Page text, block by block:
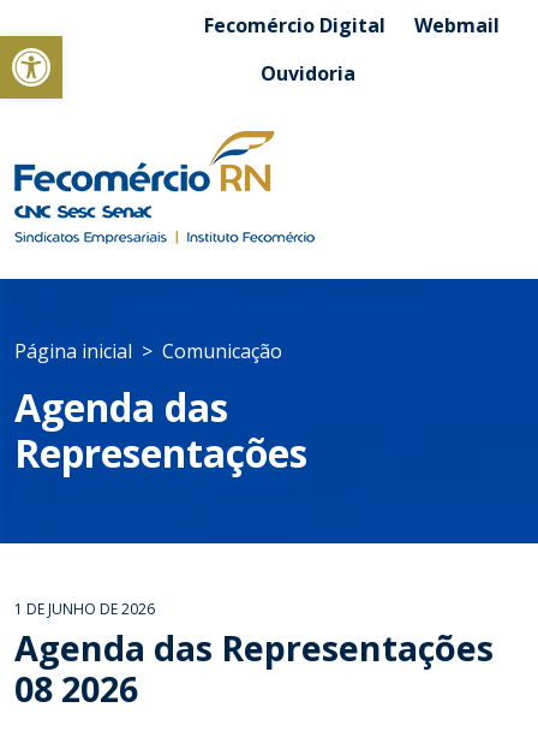
Abrir a barra de ferramentasFecomércio Digital
Webmail
Ouvidoria
Página inicial Comunicação
Agenda das
Representações
1 DE JUNHO DE 2026
Agenda das Representações
08 2026